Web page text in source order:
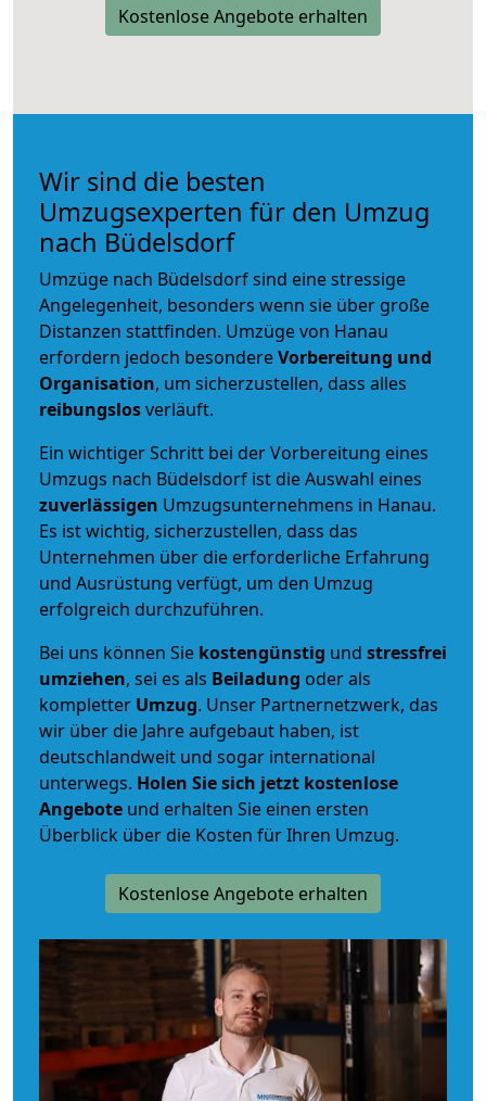
Kostenlose Angebote erhalten
Wir sind die besten
Umzugsexperten für den Umzug
nach Büdelsdorf
Umzüge nach Büdelsdorf sind eine stressige
Angelegenheit, besonders wenn sie über große
Distanzen stattfinden. Umzüge von Hanau
erfordern jedoch besondereVorbereitung und
Organisation, um sicherzustellen, dass alles
reibungslosverläuft.
Ein wichtiger Schritt bei der Vorbereitung eines
Umzugs nach Büdelsdorf ist die Auswahl eines
zuverlässigen Umzugsunternehmens in Hanau.
Es ist wichtig, sicherzustellen, dass das
Unternehmen über die erforderliche Erfahrung
und Ausrüstung verfügt, um den Umzug
erfolgreich durchzuführen.
Bei uns können Sie kostengünstig und stressfrei
umziehen, sei es als Beiladung oder als
kompletter Umzug. Unser Partnernetzwerk, das
wir über die Jahre aufgebaut haben, ist
deutschlandweit und sogar international
unterwegs. Holen Sie sich jetzt kostenlose
Angebote und erhalten Sie einen ersten
Überblick über die Kosten für Ihren Umzug.
Kostenlose Angebote erhalten